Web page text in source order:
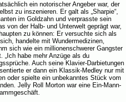
ein notorischer Angeber war, der
zu inszenieren. Er galt als „Sharpie“,
im Goldzahn und verprasste sein
von der Halb- und Unterwelt geprägt war,
zu können: Er versuchte sich als
handelte mit Wundermedizinen,
sich wie ein millionenschwerer Gangster
„Ich habe mehr Anzüge als du
Auch seine Klavier-Darbietungen
er dann ein Klassik-Medley nur mit
oder spielte ein unbekanntes Stück vom
Jelly Roll Morton war eine Ein-Mann-